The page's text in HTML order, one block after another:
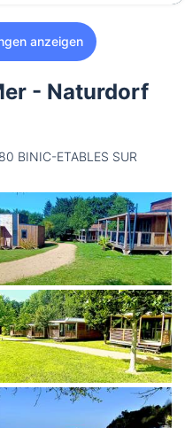
anzeigen
- Naturdorf
BINIC-ETABLES SUR